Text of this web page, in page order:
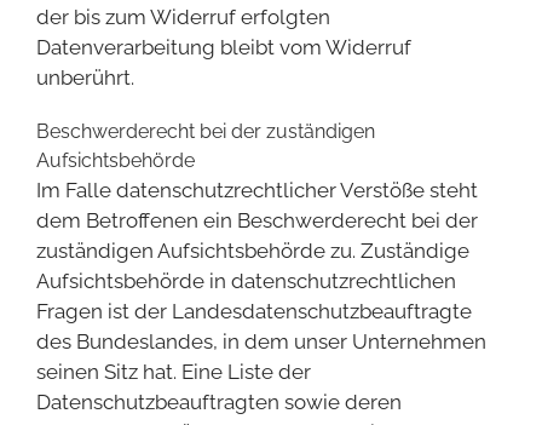
der bis zum Widerruf erfolgten
Datenverarbeitung bleibt vom Widerruf
unberührt.
Beschwerderecht bei der zuständigen
Aufsichtsbehörde
Im Falle datenschutzrechtlicher Verstöße steht
dem Betroffenen ein Beschwerderecht bei der
zuständigen Aufsichtsbehörde zu. Zuständige
Aufsichtsbehörde in datenschutzrechtlichen
Fragen ist der Landesdatenschutzbeauftragte
des Bundeslandes, in dem unser Unternehmen
seinen Sitz hat. Eine Liste der
Datenschutzbeauftragten sowie deren